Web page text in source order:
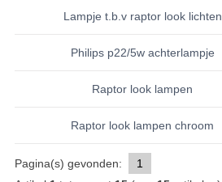
KOEL SYSTEEM
UITLAAT SYSTEEM
Lampje t.b.v raptor look lichten
Philips p22/5w achterlampje
Raptor look lampen
Raptor look lampen chroom
Pagina(s) gevonden:
1